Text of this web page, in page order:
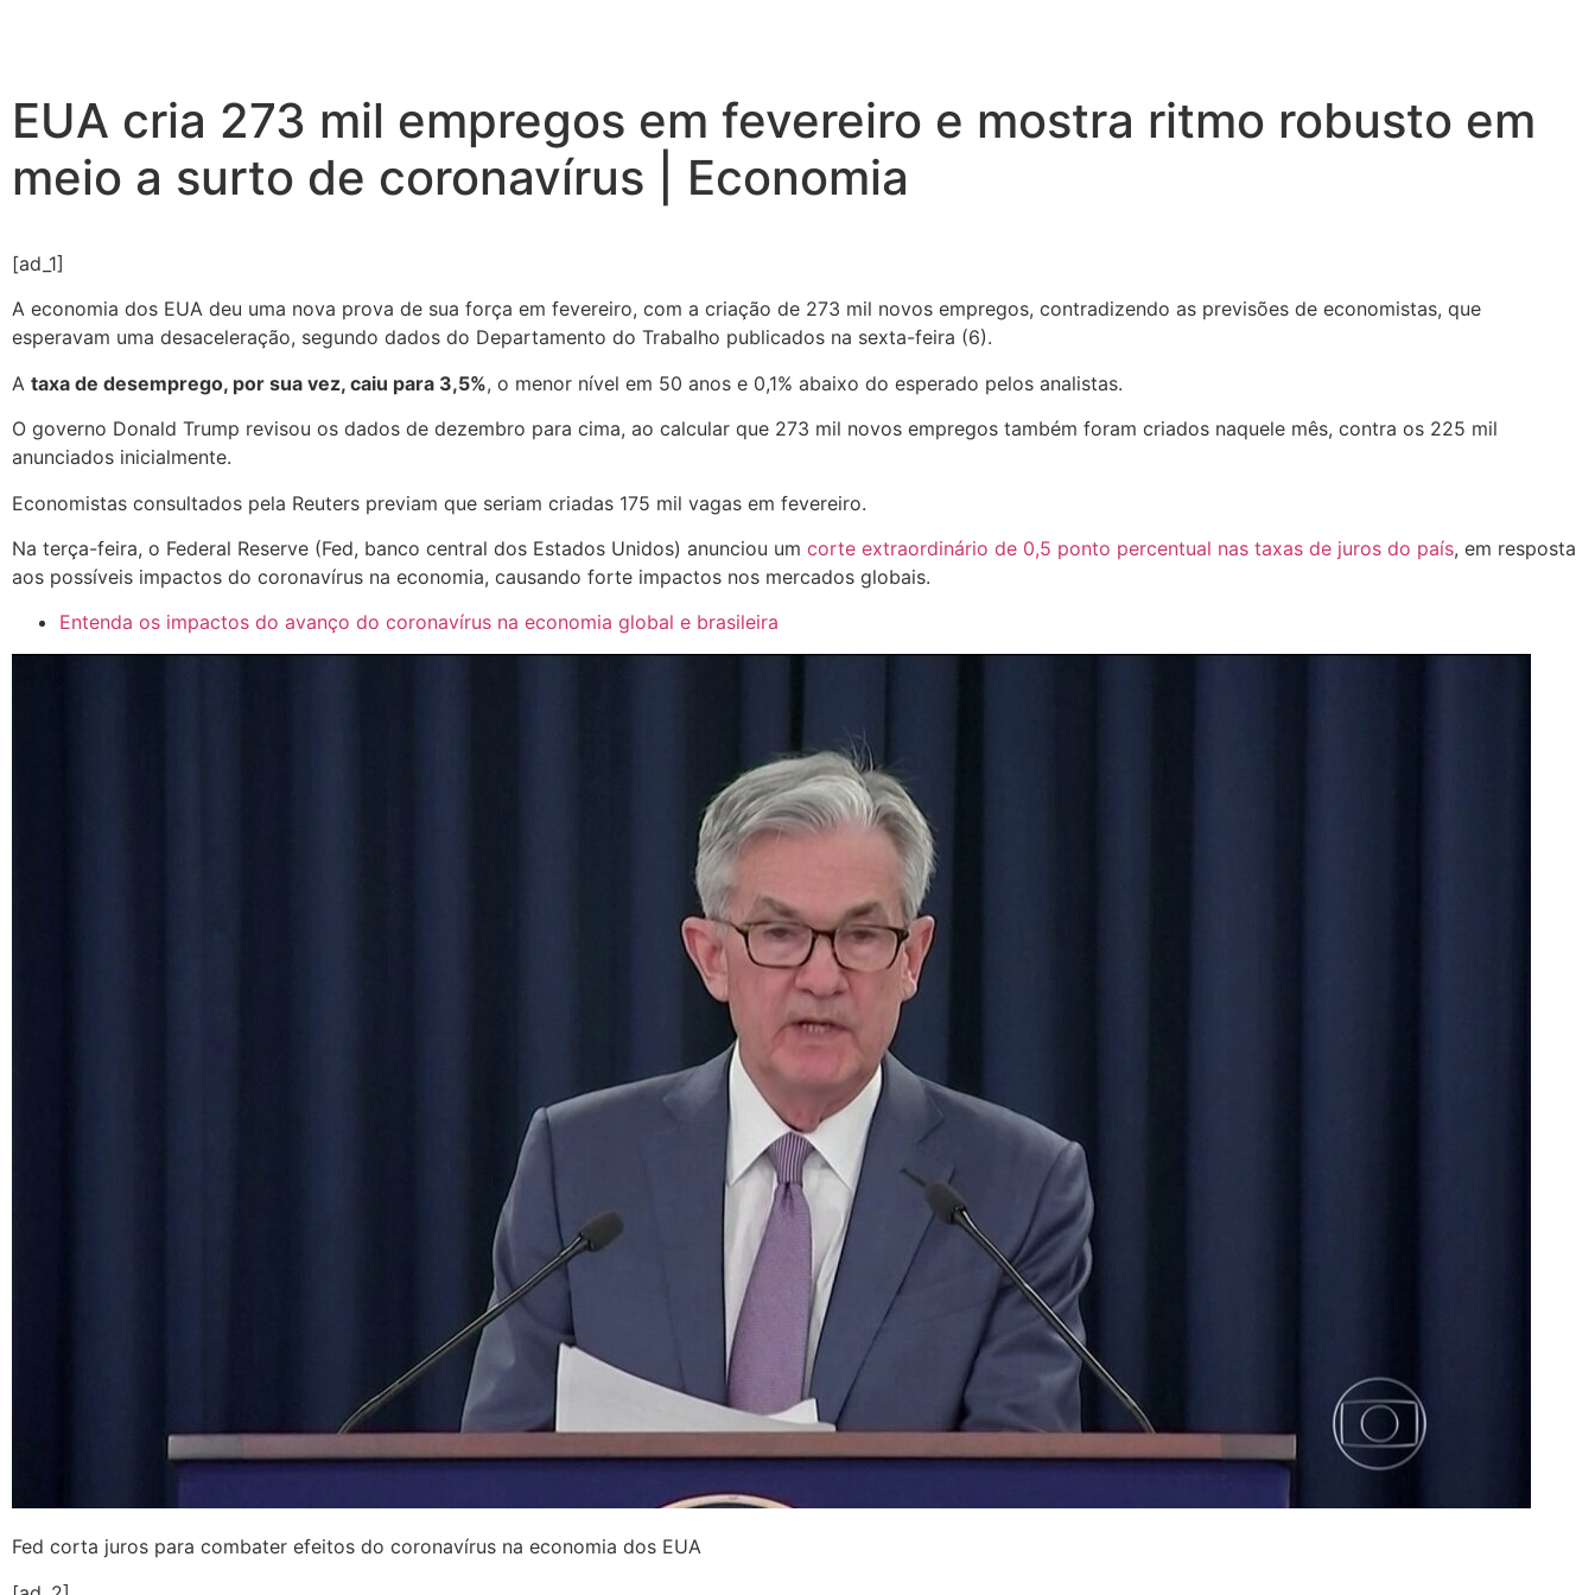
EUA cria 273 mil empregos em fevereiro e mostra ritmo robusto em
meio a surto de coronavírus | Economia
[ad_1]
A economia dos EUA deu uma nova prova de sua força em fevereiro, com a criação de 273 mil novos empregos, contradizendo as previsões de economistas, que
esperavam uma desaceleração, segundo dados do Departamento do Trabalho publicados na sexta-feira (6).
A taxa de desemprego, por sua vez, caiu para 3,5%, o menor nível em 50 anos e 0,1% abaixo do esperado pelos analistas.
O governo Donald Trump revisou os dados de dezembro para cima, ao calcular que 273 mil novos empregos também foram criados naquele mês, contra os 225 mil
anunciados inicialmente.
Economistas consultados pela Reuters previam que seriam criadas 175 mil vagas em fevereiro.
Na terça-feira, o Federal Reserve (Fed, banco central dos Estados Unidos) anunciou um corte extraordinário de 0,5 ponto percentual nas taxas de juros do país, em resposta
aos possíveis impactos do coronavírus na economia, causando forte impactos nos mercados globais.
Entenda os impactos do avanço do coronavírus na economia global e brasileira
Fed corta juros para combater efeitos do coronavírus na economia dos EUA